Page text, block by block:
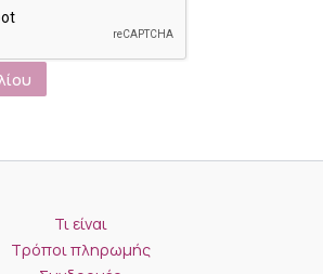
Τι είναι
Τρόποι πληρωμής